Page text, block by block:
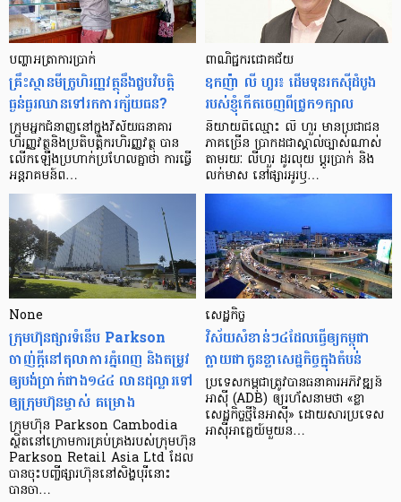
បញ្ហា​អត្រា​ការប្រាក់
គ្រឹះស្ថាន​មីក្រូ​ហិរញ្ញវត្ថុ​នឹង​ជួប​វិបត្តិ​
ធ្ងន់ធ្ងរ​ឈាន​ទៅ​រក​ការ​ក្ស័យធន?
ក្រុម​អ្នក​ជំនាញ​នៅ​ក្នុង​វិស័យ​ធនាគារ
ហិរញ្ញវត្ថុ​និង​ប្រតិបត្តិករ​ហិរញ្ញ​វត្ថុ បាន​​
លើក​ឡើង​ប្រហាក់​ប្រហែល​គ្នា​ថា ការ​ធ្វើ​
អន្តរាគមន៍​ព…
ពាណិជ្ជករជោគជ័យ
ឧកញ៉ា លី ហួរ៖ ដើមទុនរកស៊ីដំបូង
របស់ខ្ញុំកើតចេញពីជ្រូក១ក្បាល
និយាយ​ពី​ឈ្មោះ លី ហួរ មាន​ប្រជាជន​
ភាគ​ច្រើន ប្រាកដ​ជា​ស្គាល់​ច្បាស់​ណាស់
តាមរយៈ លីហួរ ដូរ​លុយ ប្តូរ​បា្រក់ និង​
លក់​មាស នៅ​ផ្សារ​អូរ​ឫ…
None
ក្រុមហ៊ុនផ្សារទំនើប Parkson
ចាញ់ក្ដីនៅតុលាការភ្នំពេញ និងតម្រូវ
ឲ្យបង់ប្រាក់ជាង១៤៤ លានដុល្លារទៅ
ឲ្យក្រុមហ៊ុនម្ចាស់ គម្រោង
ក្រុមហ៊ុន Parkson Cambodia
ស្ថិតនៅក្រោមការគ្រប់គ្រងរបស់ក្រុមហ៊ុន
Parkson Retail Asia Ltd ដែល
បានចុះបញ្ចីផ្សារហ៊ុននៅសិង្ហបុរីនោះ
បានចា…
សេដ្ឋកិច្ច​
វិស័យ​សំខាន់ៗ​៤​ដែល​ធ្វើ​ឲ្យ​កម្ពុជា​
ក្លាយ​ជា​កូន​ខ្លា​សេដ្ឋកិច្ច​ក្នុង​តំបន់
ប្រទេស​កម្ពុជា​ត្រូវ​បាន​ធនាគារ​អភិវឌ្ឍន៍​
អាស៊ី (ADB) ឲ្យ​រហ័ស​នាមថា «ខ្លា​
សេដ្ឋកិច្ច​ថ្មី​នៃ​អាស៊ី» ដោយសារ​ប្រទេស​
អាស៊ី​អាគ្នេយ៍​មួយ​ន…